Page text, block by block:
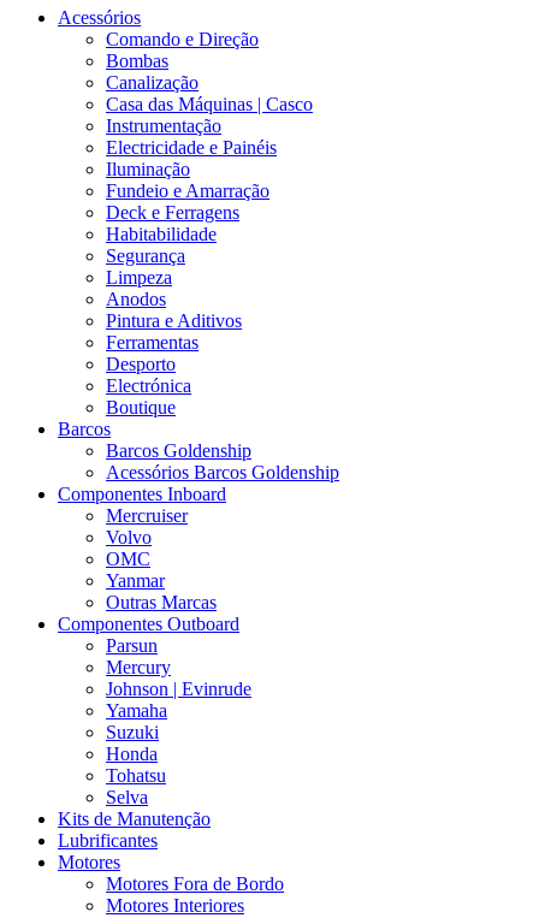
Acessórios
Comando e Direção
Bombas
Canalização
Casa das Máquinas | Casco
Instrumentação
Electricidade e Painéis
Iluminação
Fundeio e Amarração
Deck e Ferragens
Habitabilidade
Segurança
Limpeza
Anodos
Pintura e Aditivos
Ferramentas
Desporto
Electrónica
Boutique
Barcos
Barcos Goldenship
Acessórios Barcos Goldenship
Componentes Inboard
Mercruiser
Volvo
OMC
Yanmar
Outras Marcas
Componentes Outboard
Parsun
Mercury
Johnson | Evinrude
Yamaha
Suzuki
Honda
Tohatsu
Selva
Kits de Manutenção
Lubrificantes
Motores
Motores Fora de Bordo
Motores Interiores